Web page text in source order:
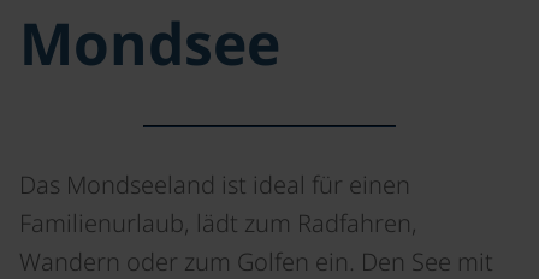
Mondsee
Das Mondseeland ist ideal für einen
Familienurlaub, lädt zum Radfahren,
Wandern oder zum Golfen ein. Den See mit